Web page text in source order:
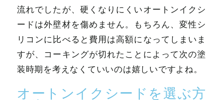
流れでしたが、硬くなりにくいオートンイクシ
ードは外壁材を傷めません。もちろん、変性シ
リコンに比べると費用は高額になってしまいま
すが、コーキングが切れたことによって次の塗
装時期を考えなくていいのは嬉しいですよね。
オートンイクシードを選ぶ方